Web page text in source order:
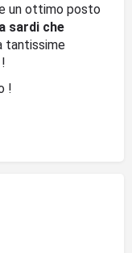
un ottimo posto
sardi che
tantissime
!